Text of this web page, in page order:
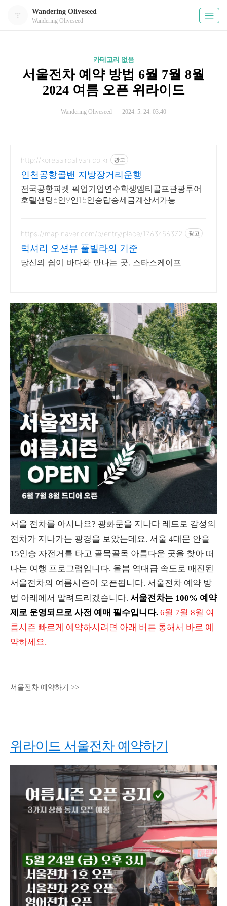
Wandering Oliveseed
Wandering Oliveseed
카테고리 없음
서울전차 예약 방법 6월 7월 8월
2024 여름 오픈 위라이드
Wandering Oliveseed 2024. 5. 24. 03:40
http://koreaaircallvan.co.kr 광고
인천공항콜밴 지방장거리운행
전국공항피켓 픽업기업연수학생엠티골프관광투어
호텔샌딩6인9인15인승탑승세금계산서가능
https://map.naver.com/p/entry/place/1763456372 광고
럭셔리 오션뷰 풀빌라의 기준
당신의 쉼이 바다와 만나는 곳, 스타스케이프
서울 전차를 아시나요? 광화문을 지나다 레트로 감성의
전차가 지나가는 광경을 보았는데요. 서울 4대문 안을
15인승 자전거를 타고 골목골목 아름다운 곳을 찾아 떠
나는 여행 프로그램입니다. 올봄 역대급 속도로 매진된
서울전차의 여름시즌이 오픈됩니다. 서울전차 예약 방
법 아래에서 알려드리겠습니다. 서울전차는 100% 예약
제로 운영되므로 사전 예매 필수입니다. 6월 7월 8월 여
름시즌 빠르게 예약하시려면 아래 버튼 통해서 바로 예
약하세요.
서울전차 예약하기 >>
위라이드 서울전차 예약하기